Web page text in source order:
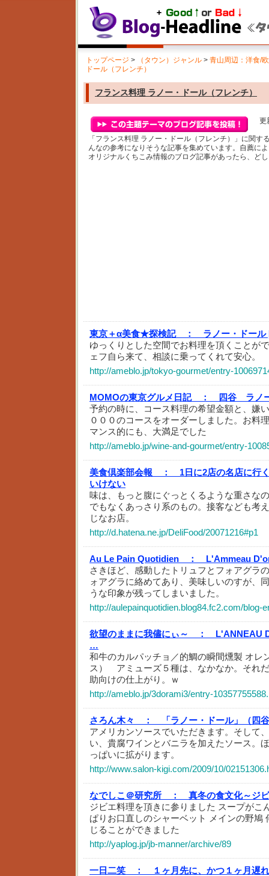
トップページ > （タウン）ジャンル > 青山周辺：洋食/
ドール（フレンチ）
フランス料理 ラノー・ドール（フレンチ）
更
「フランス料理 ラノー・ドール（フレンチ）」に関す
んなの参考になりそうな記事を集めています。自薦に
オリジナルくちこみ情報のブログ記事があったら、ど
東京＋α美食★探検記 ：
ラノー・ドール
ゆっくりとした空間でお料理を頂くことが
ェフ自ら来て、相談に乗ってくれて安心。
http://ameblo.jp/tokyo-gourmet/entry-
MOMOの東京グルメ日記 ：
四谷 ラノ
予約の時に、コース料理の希望金額と、嫌
０００のコースをオーダーしました。お料
マンス的にも、大満足でした
http://ameblo.jp/wine-and-gourmet/entry-
美食倶楽部会報 ：
1日に2店の名店に行
いけない
味は、もっと腹にぐっとくるような重さな
でもなくあっさり系のもの。接客なども考
じなお店。
http://d.hatena.ne.jp/DeliFood/20071216#p1
Au Le Pain Quotidien ：
L'Ammeau
さきほど、感動したトリュフとフォアグラ
ォアグラに絡めてあり、美味しいのすが、
うな印象が残ってしまいました。
http://aulepainquotidien.blog84.fc2.com/blog-
欲望のままに我儘にぃ～ ：
L'ANNEAU
…
和牛のカルパッチョ／的鯛の瞬間燻製 オレ
ス） アミューズ５種は、なかなか。それ
助向けの仕上がり。ｗ
http://ameblo.jp/3dorami3/entry-
さろん木々 ：
「ラノー・ドール」（四
アメリカンソースでいただきます。そして
い、貴腐ワインとバニラを加えたソース。
っぱいに拡がります。
http://www.salon-kigi.com/2009/10/
なでしこ＠研究所 ：
真冬の食文化～ジ
ジビエ料理を頂きに参りました スープがこ
ぱりお口直しのシャーベット メインの野鳩
じることができました
http://yaplog.jp/jb-manner/archive/89
一日二笑 ：
１ヶ月先に、かつ１ヶ月遅